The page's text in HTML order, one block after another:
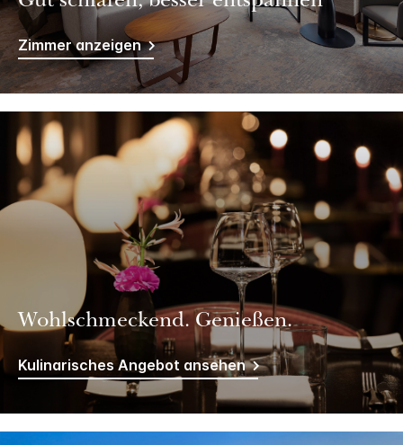
Zimmer anzeigen
Wohlschmeckend. Genießen.
Kulinarisches Angebot ansehen